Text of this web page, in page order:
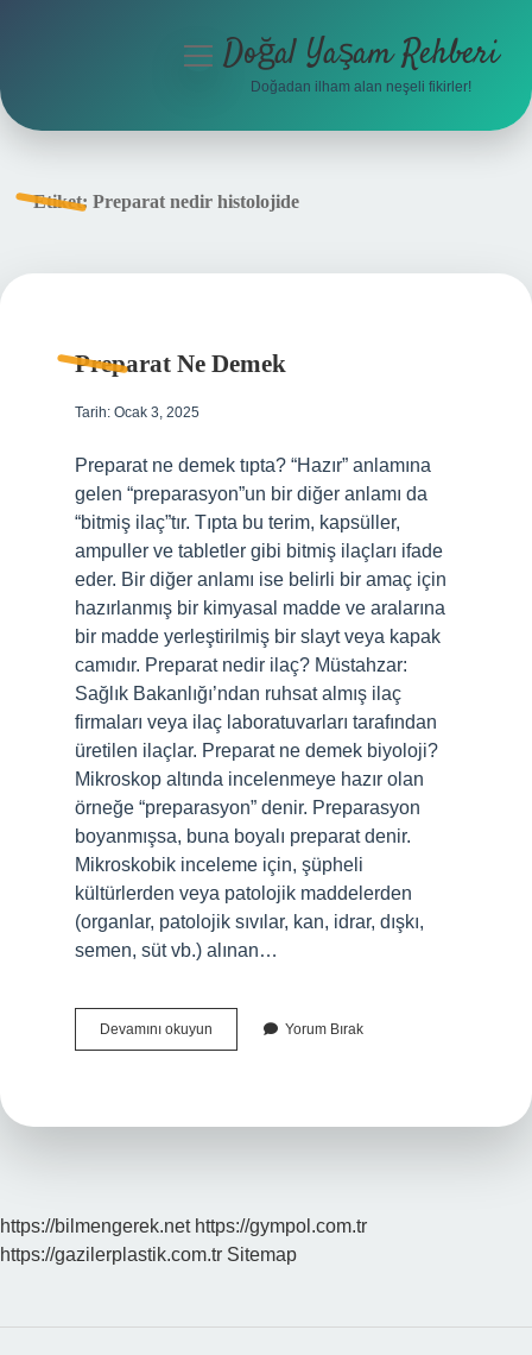
menüyüDoğal Yaşam Rehberi
Doğadan ilham alan neşeli fikirler!
Etiket: Preparat nedir histolojide
Preparat Ne Demek
Tarih: Ocak 3, 2025
Preparat ne demek tıpta? “Hazır” anlamına
gelen “preparasyon”un bir diğer anlamı da
“bitmiş ilaç”tır. Tıpta bu terim, kapsüller,
ampuller ve tabletler gibi bitmiş ilaçları ifade
eder. Bir diğer anlamı ise belirli bir amaç için
hazırlanmış bir kimyasal madde ve aralarına
bir madde yerleştirilmiş bir slayt veya kapak
camıdır. Preparat nedir ilaç? Müstahzar:
Sağlık Bakanlığı’ndan ruhsat almış ilaç
firmaları veya ilaç laboratuvarları tarafından
üretilen ilaçlar. Preparat ne demek biyoloji?
Mikroskop altında incelenmeye hazır olan
örneğe “preparasyon” denir. Preparasyon
boyanmışsa, buna boyalı preparat denir.
Mikroskobik inceleme için, şüpheli
kültürlerden veya patolojik maddelerden
(organlar, patolojik sıvılar, kan, idrar, dışkı,
semen, süt vb.) alınan…
Devamını okuyun Preparat
Ne
Yorum Bırak
https://bilmengerek.net https://gympol.com.tr
https://gazilerplastik.com.tr Sitemap